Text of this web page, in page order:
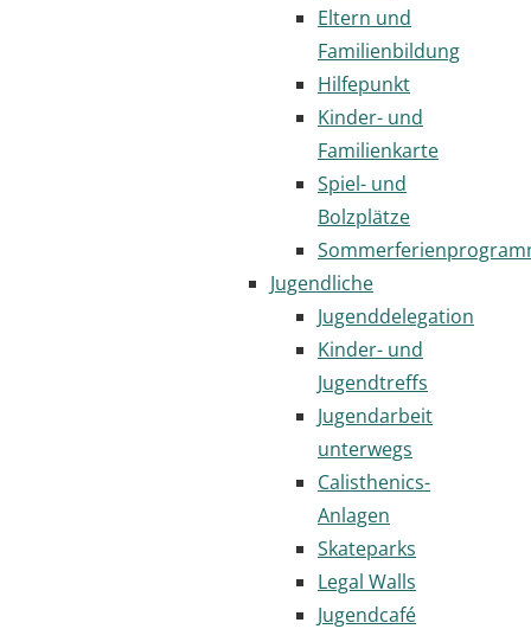
Eltern und
Familienbildung
Hilfepunkt
Kinder- und
Familienkarte
Spiel- und
Bolzplätze
Jugendliche
Jugenddelegation
Kinder- und
Jugendtreffs
Jugendarbeit
unterwegs
Calisthenics-
Anlagen
Skateparks
Legal Walls
Jugendcafé